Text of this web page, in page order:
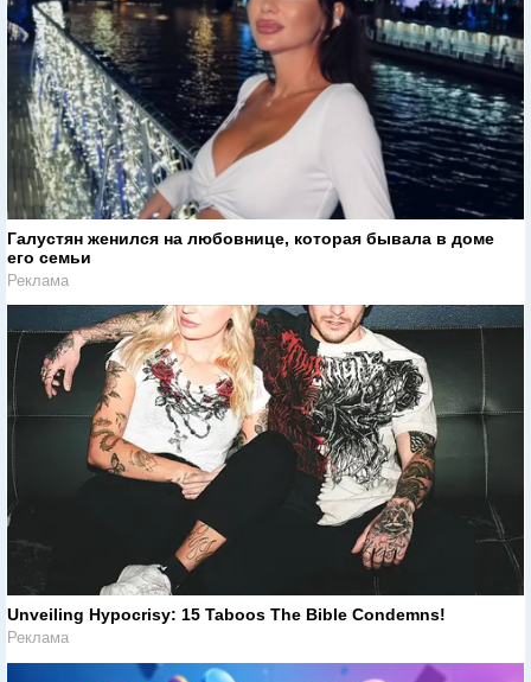
Галустян женился на любовнице, которая бывала в доме
его семьи
Реклама
Unveiling Hypocrisy: 15 Taboos The Bible Condemns!
Реклама